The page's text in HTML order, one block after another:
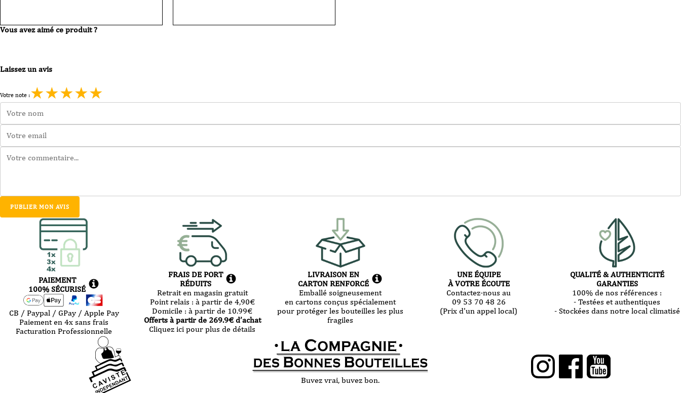
Vous avez aimé ce produit ?
Laissez un avis
Votre note :★★★★★
PUBLIER MON AVIS
PAIEMENT
100% SÉCURISÉ
CB / Paypal / GPay / Apple Pay
Paiement en 4x sans frais
Facturation Professionnelle
FRAIS DE PORT
RÉDUITS
Retrait en magasin gratuit
Point relais : à partir de 4,90€
Domicile :à partir de 10.99€
Offerts à partir de 269.9€ d’achat
Cliquez ici pour plus de détails
LIVRAISON EN
CARTON RENFORCÉ
Emballé soigneusement
en cartons conçus spécialement
pour protéger les bouteilles les plus
fragiles
UNE ÉQUIPE
À VOTRE ÉCOUTE
Contactez-nous au
09 53 70 48 26
(Prix d'un appel local)
QUALITÉ & AUTHENTICITÉ
GARANTIES
100% de nos références :
- Testées et authentiques
- Stockées dans notre local climatisé
Buvez vrai, buvez bon.